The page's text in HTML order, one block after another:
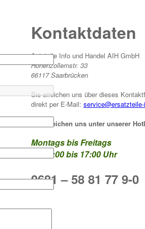
Kontaktdaten
Autoteile Info und Handel AIH GmbH
Hohenzollernstr. 33
66117 Saarbrücken
Sie erreichen uns über dieses
direkt per E-Mail:
Sie erreichen uns unter unserer
Montags bis Freitags
von 9:00 bis 17:00 Uhr
0681 – 58 81 77 9-0